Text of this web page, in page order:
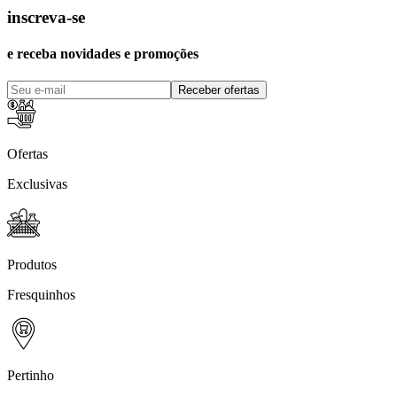
inscreva-se
e receba novidades e promoções
Receber ofertas
Ofertas
Exclusivas
Produtos
Fresquinhos
Pertinho